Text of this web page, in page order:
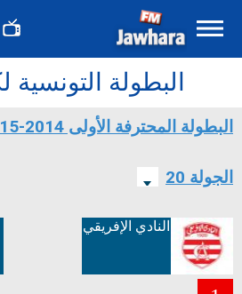
البطولة التونسية
البطولة المحترفة الأولى 2014-2015
الجولة 20
النادي الإفريقي